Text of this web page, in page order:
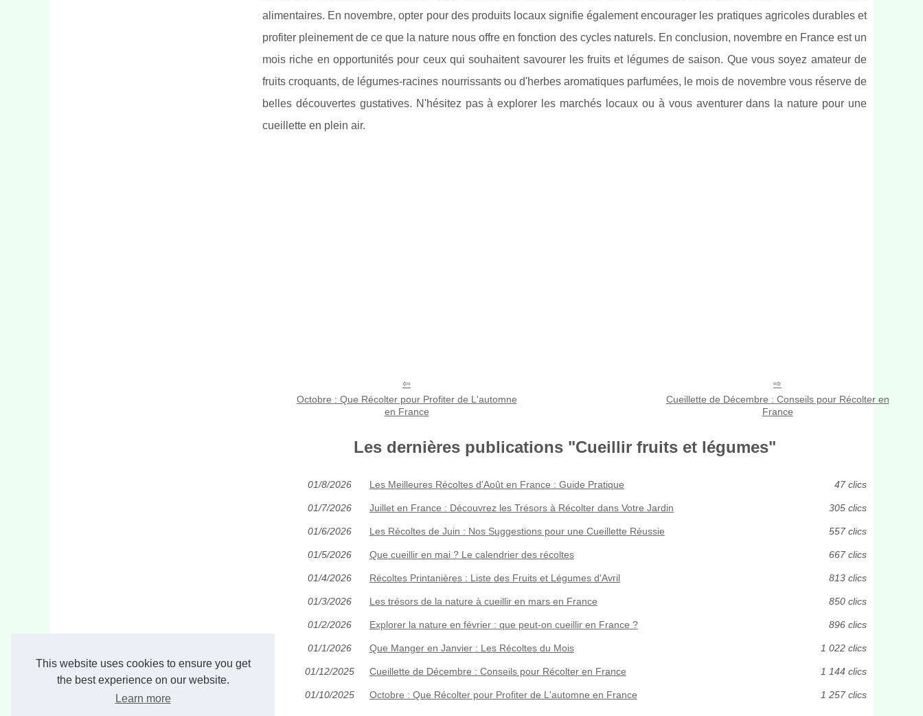
This website uses cookies to ensure you get
the best experience on our website.
Learn more
alimentaires. En novembre, opter pour des produits locaux signifie également encourager les pratiques agricoles durables et
profiter pleinement de ce que la nature nous offre en fonction des cycles naturels. En conclusion, novembre en France est un
mois riche en opportunités pour ceux qui souhaitent savourer les fruits et légumes de saison. Que vous soyez amateur de
fruits croquants, de légumes-racines nourrissants ou d'herbes aromatiques parfumées, le mois de novembre vous réserve de
belles découvertes gustatives. N'hésitez pas à explorer les marchés locaux ou à vous aventurer dans la nature pour une
cueillette en plein air.
Octobre : Que Récolter pour Profiter de L'automne
en France
Cueillette de Décembre : Conseils pour Récolter en
France
Les dernières publications "Cueillir fruits et légumes"
01/8/2026 Les Meilleures Récoltes d'Août en France : Guide Pratique 47 clics
01/7/2026 Juillet en France : Découvrez les Trésors à Récolter dans Votre Jardin 305 clics
01/6/2026 Les Récoltes de Juin : Nos Suggestions pour une Cueillette Réussie 557 clics
01/5/2026 Que cueillir en mai ? Le calendrier des récoltes 667 clics
01/4/2026 Récoltes Printanières : Liste des Fruits et Légumes d'Avril 813 clics
01/3/2026 Les trésors de la nature à cueillir en mars en France 850 clics
01/2/2026 Explorer la nature en février : que peut-on cueillir en France ? 896 clics
01/1/2026 Que Manger en Janvier : Les Récoltes du Mois 1 022 clics
01/12/2025 Cueillette de Décembre : Conseils pour Récolter en France 1 144 clics
01/10/2025 Octobre : Que Récolter pour Profiter de L'automne en France 1 257 clics